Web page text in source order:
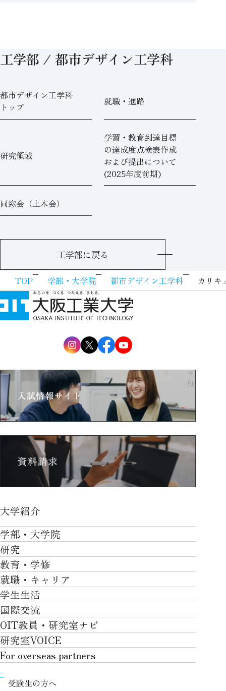
工学部 / 都市デザイン工学科
都市デザイン工学科
トップ
就職・進路
研究領域
学習・教育到達目標
の達成度点検表作成
および提出について
(2025年度前期)
同窓会（土木会）
工学部に戻る
TOP 学部・大学院 都市デザイン工学科 カリキ
大学紹介
大学紹介TOP
OVER THE LIMIT
大学について
施設一覧
社会・地域・高大連携
川上村での取り組み
アクセス
ポリシー/コンプライアンス
卒業生VOICE
学部・大学院
学部・大学院TOP
工学部
ロボティクス＆デザイン工学部
情報科学部
知的財産学部
工学研究科
ロボティクス＆デザイン工学研究科
知的財産専門職大学院
研究
研究TOP
研究について
産官学連携
教育・学修
教育・学修TOP
卒業時質保証を担う独自の教育システム
自律学修
学習支援
リカレント教育プログラム
高大接続
教職課程
就職・キャリア
就職・キャリアTOP
就職サポート
キャリア形成
インターンシップ
学生生活
学生生活TOP
キャンパスライフ
課外活動
学費
奨学金
国際交流
国際交流TOP
グローバルな人材育成
国際交流プログラムについて
国際交流プログラムのサポート体制等
OIT教員・研究室ナビ
研究室VOICE
For overseas partners
受験生の方へ